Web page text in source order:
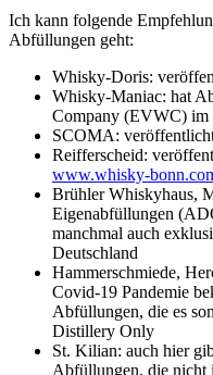
Ich kann folgende
Abfüllungen geht:
Whisky-Doris:
Whisky-Maniac: hat
Company (EVWC) im
SCOMA:
Reifferscheid:
www.whisky-
Brühler Whiskyhaus,
Eigenabfüllungen
manchmal auch
Deutschland
Hammerschmiede,
Covid-19 Pandemie
Abfüllungen, die es
Distillery Only
St. Kilian: auch hier
Abfüllungen, die nicht